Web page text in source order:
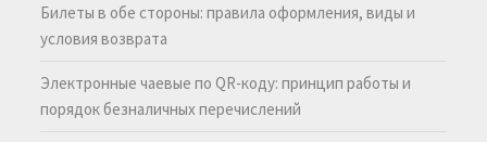
Билеты в обе стороны: правила оформления, виды и
условия возврата
Электронные чаевые по QR-коду: принцип работы и
порядок безналичных перечислений